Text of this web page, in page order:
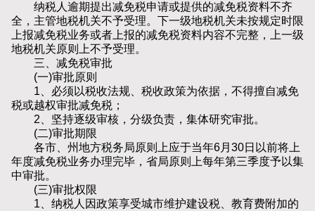
纳税人逾期提出减免税申请或提供的减免税资料不齐
全，主管地税机关不予受理。下一级地税机关未按规定时限
上报减免税业务或者上报的减免税资料内容不完整，上一级
地税机关原则上不予受理。
三、减免税审批
(一)审批原则
1、必须以税收法规、税收政策为依据，不得擅自减免
税或越权审批减免税；
2、坚持逐级审核，分级负责，集体研究审批。
(二)审批期限
各市、州地方税务局原则上应于当年6月30日以前将上
年度减免税业务办理完毕，省局原则上每年第三季度予以集
中审批。
(三)审批权限
1、纳税人因政策享受城市维护建设税、教育费附加的